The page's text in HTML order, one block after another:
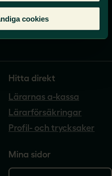
cookies
Hitta direkt
Lärarnas a-kassa
Lärarförsäkringar
Profil- och trycksaker
Mina sidor